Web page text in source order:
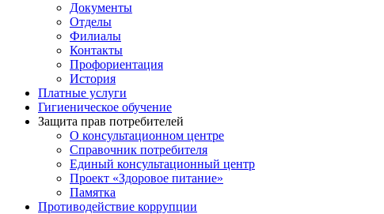
Документы
Отделы
Филиалы
Контакты
Профориентация
История
Платные услуги
Гигиеническое обучение
Защита прав потребителей
О консультационном центре
Справочник потребителя
Единый консультационный центр
Проект «Здоровое питание»
Памятка
Противодействие коррупции